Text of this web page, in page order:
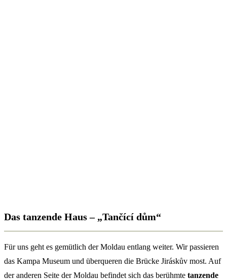
Das tanzende Haus – „Tančící dům“
Für uns geht es gemütlich der Moldau entlang weiter. Wir passieren
das Kampa Museum und überqueren die Brücke Jiráskův most. Auf
der anderen Seite der Moldau befindet sich das berühmte tanzende